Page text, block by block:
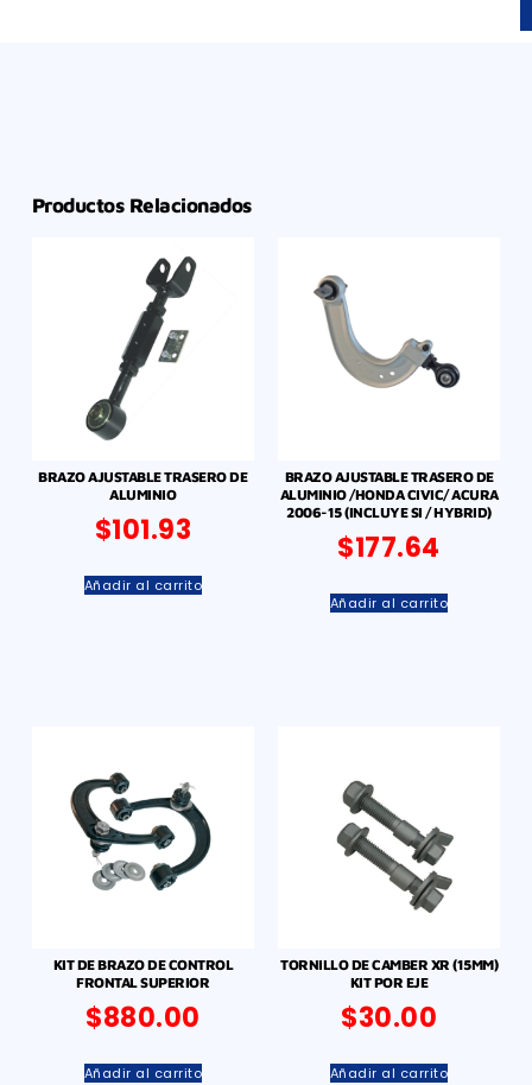
Productos Relacionados
BRAZO AJUSTABLE TRASERO DE
ALUMINIO
$101.93
Añadir al carrito
BRAZO AJUSTABLE TRASERO DE
ALUMINIO /HONDA CIVIC/ ACURA
2006-15 (INCLUYE SI / HYBRID)
$177.64
Añadir al carrito
KIT DE BRAZO DE CONTROL
FRONTAL SUPERIOR
$880.00
Añadir al carrito
TORNILLO DE CAMBER XR (15MM)
KIT POR EJE
$30.00
Añadir al carrito